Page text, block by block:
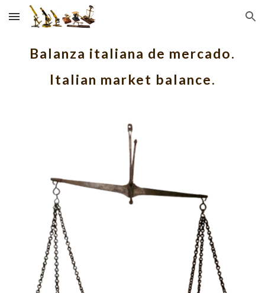
Skip to main content Skip to navigation
Balanza italiana de mercado.
Italian market balance.